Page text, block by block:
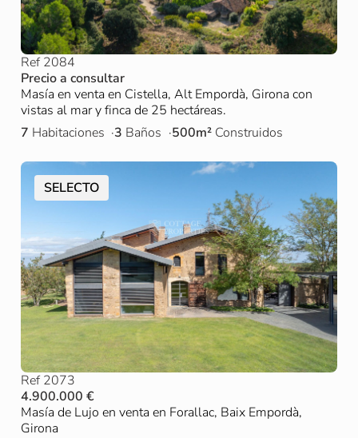
Ref 2084
Precio a consultar
Masía en venta en Cistella, Alt Empordà, Girona con
vistas al mar y finca de 25 hectáreas.
7 Habitaciones 3 Baños 500m² Construidos
SELECTO
Ref 2073
4.900.000 €
Masía de Lujo en venta en Forallac, Baix Empordà,
Girona